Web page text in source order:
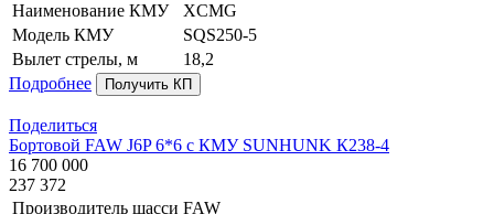
Наименование КМУ
XCMG
Модель КМУ
SQS250-5
Вылет стрелы, м
18,2
Подробнее
Получить КП
Поделиться
Бортовой FAW J6P 6*6 с КМУ SUNHUNK К238-4
16 700 000
237 372
Производитель шасси FAW